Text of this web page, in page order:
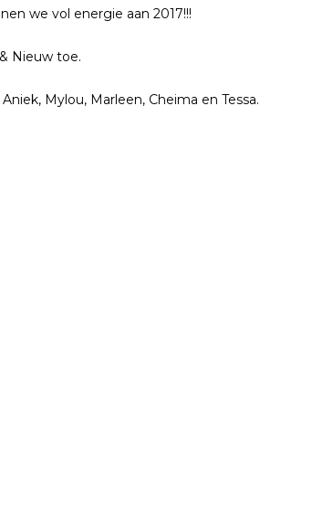
we vol energie aan 2017!!!
Nieuw toe.
Mylou, Marleen, Cheima en Tessa.